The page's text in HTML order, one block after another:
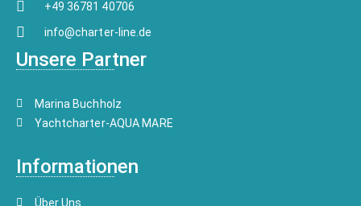
+49 36781 40706
info@charter-line.de
Unsere Partner
Marina Buchholz
Yachtcharter-AQUA MARE
Informationen
Über Uns